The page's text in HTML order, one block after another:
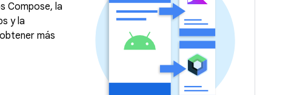
Compose, la
y la
más